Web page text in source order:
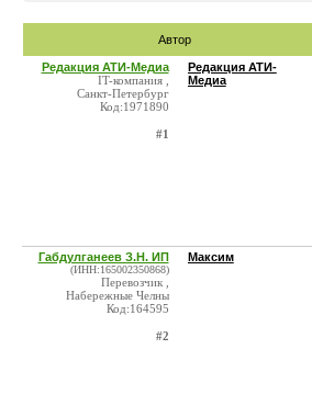
Автор
Редакция АТИ-Медиа
IT-компания ,
Санкт-Петербург
Код:1971890
#1
Редакция АТИ-
Медиа
Габдулганеев З.Н. ИП
(ИНН:165002350868)
Перевозчик ,
Набережные Челны
Код:164595
#2
Максим